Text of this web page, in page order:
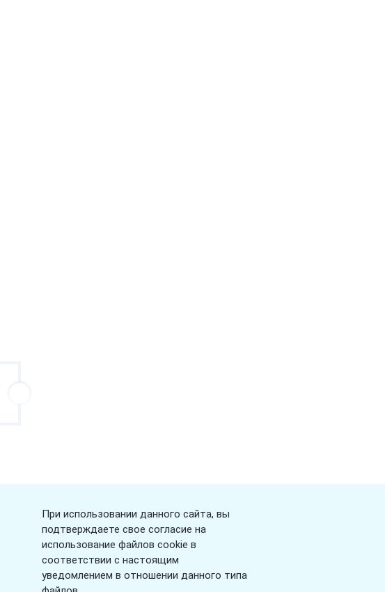
При использовании данного сайта, вы
подтверждаете свое согласие на
использование файлов cookie в
соответствии с настоящим
уведомлением в отношении данного типа